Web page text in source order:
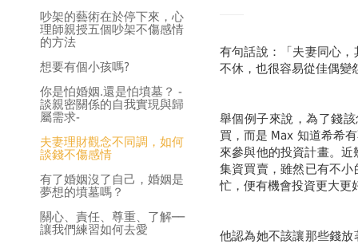
吵架的藝術在於停下來，心
理師親授五個吵架不傷感情
的方法
想要有個小孩嗎?
你是怕婚姻.還是怕墳墓？ -
談親密關係的自我實現與歸
屬需求-
夫妻理財觀念不同調，如何
談錢不傷感情
有了婚姻沒了自己，婚姻是
夢想的墳墓嗎？
關心、責任、尊重、了解──
讓我們練習如何去愛
有句話說：「夫妻同心
不休，也很容易從佳偶
舉個例子來說，為了錢
買，而是 Max 知道希希
來參與他的投資計畫。
集資買賣，雖然已有不
忙，便有機會投資更大更
他認為她不該讓那些錢